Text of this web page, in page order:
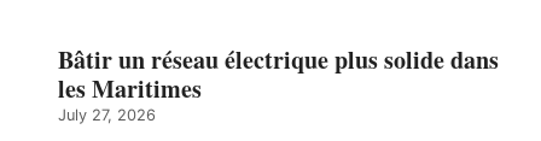
Bâtir un réseau électrique plus solide dans
les Maritimes
July 27, 2026